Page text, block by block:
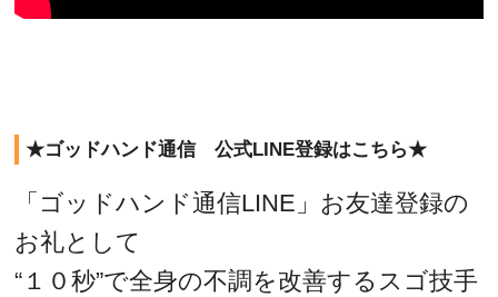
★ゴッドハンド通信 公式LINE登録はこちら★
「ゴッドハンド通信LINE」お友達登録の
お礼として
“１０秒”で全身の不調を改善するスゴ技手